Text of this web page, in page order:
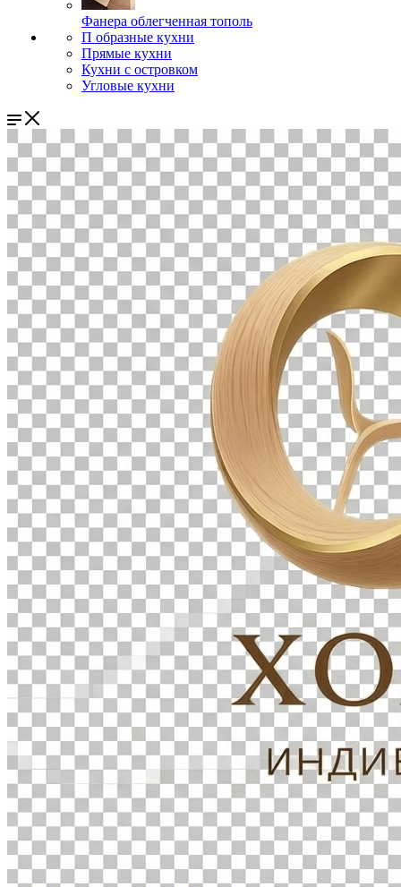
Фанера облегченная тополь
П образные кухни
Прямые кухни
Кухни с островком
Угловые кухни